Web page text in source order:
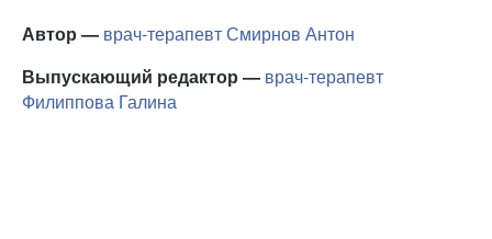
Автор — врач-терапевтСмирнов Антон
Выпускающий редактор — врач-терапевт
Филиппова Галина